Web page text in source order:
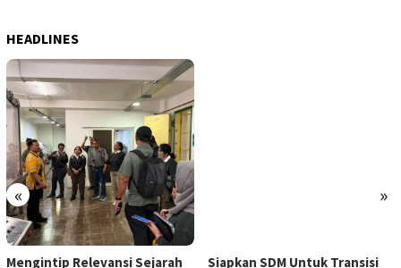
HEADLINES
« »
Mengintip Relevansi Sejarah
Siapkan SDM Untuk Transisi